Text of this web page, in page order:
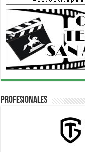
Profesionales